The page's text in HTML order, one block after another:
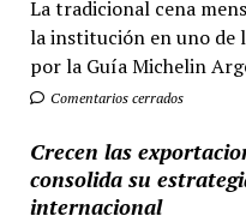
La tradicional cena
la institución en uno de
por la Guía Michelin
Comentarios cerrados
Crecen las
consolida su
internacional